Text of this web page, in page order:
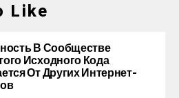
Like
В Сообществе
Исходного Кода
От Других Интернет-